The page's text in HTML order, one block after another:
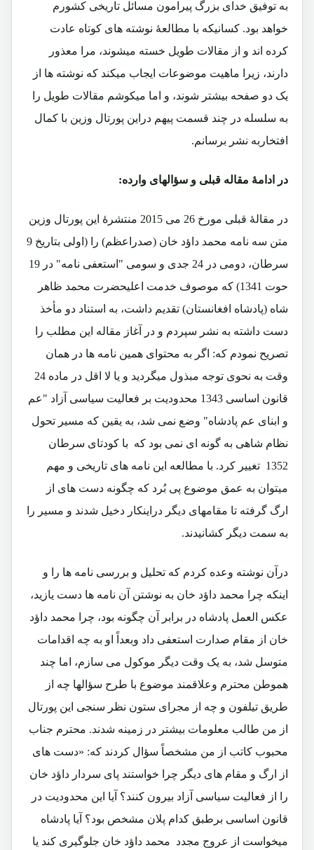
به توفیق خدای بزرگ پیرامون مسائل تاریخی کشورم
خواهد بود. کسانیکه با مطالعۀ نوشته های کوتاه عادت
کرده اند و از مقالات طویل خسته میشوند، مرا معذور
دارند، زیرا ماهیت موضوعات ایجاب میکند که نوشته ها از
یک دو صفحه بیشتر شوند، و اما میکوشم مقالات طویل را
به سلسله در چند قسمت پیهم دراین پورتال وزین با کمال
افتخاربه نشر برسانم.
در ادامۀ مقاله قبلی و سؤالهای وارده:
در مقالۀ قبلی مورخ 26 می 2015 منتشرۀ این پورتال وزین
متن سه نامه محمد داؤد خان (صدراعظم) را (اولی بتاریخ 9
سرطان، دومی در 24 جدی و سومی "استعفی نامه" در 19
حوت 1341) که موصوف خدمت اعلیحضرت محمد ظاهر
شاه (پادشاه افغانستان) تقدیم داشت، به استناد دو مأخذ
دست داشته به نشر سپردم و در آغاز مقاله این مطلب را
تصریح نمودم که: اگر به محتوای همین نامه ها در همان
وقت به نحوی توجه مبذول میگردید و یا لا اقل در ماده 24
قانون اساسی 1343 محدودیت بر فعالیت سیاسی آزاد "عم
و ابنای عم پادشاه" وضع نمی شد، به یقین که مسیر تحول
نظام شاهی به گونه ای نمی بود که با کودتای سرطان
1352 تغییر کرد. با مطالعه این نامه های تاریخی و مهم
میتوان به عمق موضوع پی بُرد که چگونه دست های از
ارگ گرفته تا مقامهای دیگر دراینکار دخیل شدند و مسیر را
به سمت دیگر کشانیدند.
درآن نوشته وعده کردم که تحلیل و بررسی نامه ها را و
اینکه چرا محمد داؤد خان به نوشتن آن نامه ها دست یازید،
عکس العمل پادشاه در برابر آن چگونه بود، چرا محمد داؤد
خان از مقام صدارت استعفی داد وبعداً او به چه اقدامات
متوسل شد، به یک وقت دیگر موکول می سازم، اما چند
هموطن محترم وعلاقمند موضوع با طرح سؤالها چه از
طریق تیلفون و چه از مجرای ستون نظر سنجی این پورتال
از من طالب معلومات بیشتر در زمینه شدند. محترم جناب
محبوب کاتب از من مشخصاً سؤال کردند که: «دست های
از ارگ و مقام های دیگر چرا خواستند پای سردار داؤد خان
را از فعالیت سیاسی آزاد بیرون کنند؟ آیا این محدودیت در
قانون اساسی برطبق کدام پلان مشخص بود؟ آیا پادشاه
میخواست از عروج مجدد محمد داؤد خان جلوگیری کند یا